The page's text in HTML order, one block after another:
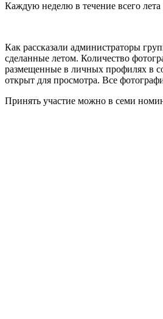
Каждую неделю в течение всего
Как рассказали администраторы
сделанные летом. Количество
размещенные в личных профилях в
открыт для просмотра. Все
Принять участие можно в семи